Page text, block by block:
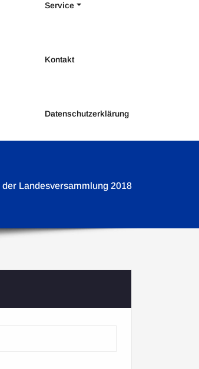
Service
Kontakt
Datenschutzerklärung
Landesversammlung 2018